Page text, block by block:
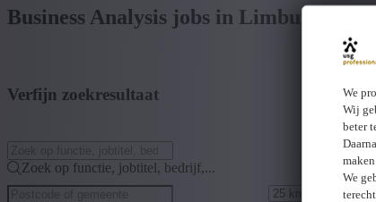
We
Wij
beter
We
Business Analysis jobs in Limburg
Verfijn zoekresultaat
Zoek op functie, jobtitel, bedrijf,...